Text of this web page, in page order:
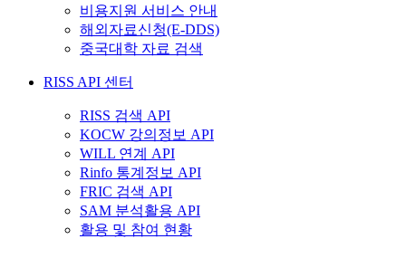
비용지원 서비스 안내
해외자료신청(E-DDS)
중국대학 자료 검색
RISS API 센터
RISS 검색 API
KOCW 강의정보 API
WILL 연계 API
Rinfo 통계정보 API
FRIC 검색 API
SAM 분석활용 API
활용 및 참여 현황